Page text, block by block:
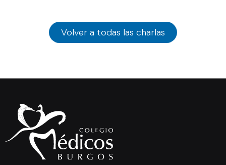
Volver a todas las charlas